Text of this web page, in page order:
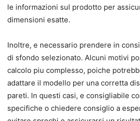
le informazioni sul prodotto per
dimensioni esatte.
Inoltre, e necessario prendere in
di sfondo selezionato. Alcuni motivi
calcolo piu complesso, poiche
adattare il modello per una corretta
pareti. In questi casi, e consigliabile
specifiche o chiedere consiglio a